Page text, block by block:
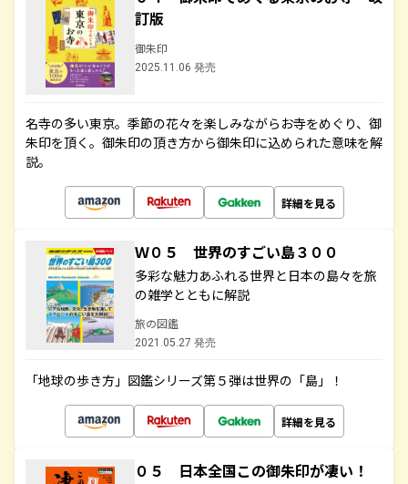
訂版
御朱印
2025.11.06 発売
名寺の多い東京。季節の花々を楽しみながらお寺をめぐり、御
朱印を頂く。御朱印の頂き方から御朱印に込められた意味を解
説。
詳細を見る
Ｗ０５ 世界のすごい島３００
多彩な魅力あふれる世界と日本の島々を旅
の雑学とともに解説
旅の図鑑
2021.05.27 発売
「地球の歩き方」図鑑シリーズ第５弾は世界の「島」！
詳細を見る
０５ 日本全国この御朱印が凄い！